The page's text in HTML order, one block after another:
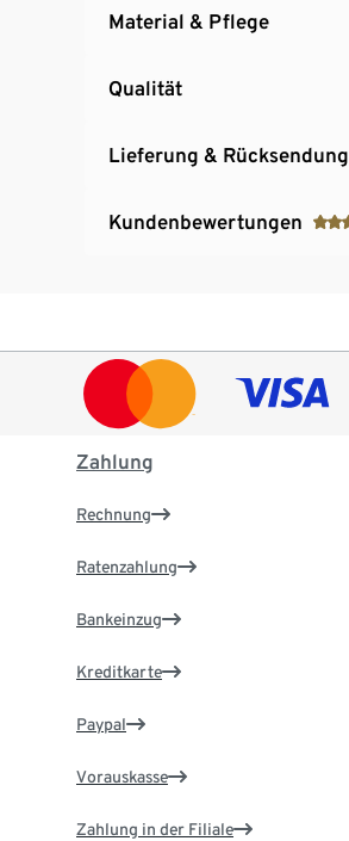
Material & Pflege
Qualität
Lieferung & Rücksendung
Kundenbewertungen
Zahlung
Rechnung
Ratenzahlung
Bankeinzug
Kreditkarte
Paypal
Vorauskasse
Zahlung in der Filiale